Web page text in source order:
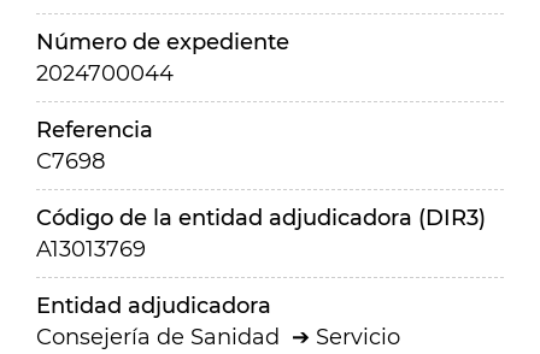
Número de expediente
2024700044
Referencia
C7698
Código de la entidad adjudicadora (DIR3)
A13013769
Entidad adjudicadora
Consejería de Sanidad
Servicio